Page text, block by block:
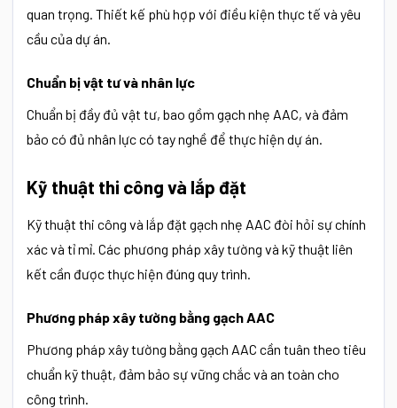
quan trọng. Thiết kế phù hợp với điều kiện thực tế và yêu
cầu của dự án.
Chuẩn bị vật tư và nhân lực
Chuẩn bị đầy đủ vật tư, bao gồm gạch nhẹ AAC, và đảm
bảo có đủ nhân lực có tay nghề để thực hiện dự án.
Kỹ thuật thi công và lắp đặt
Kỹ thuật thi công và lắp đặt gạch nhẹ AAC đòi hỏi sự chính
xác và tỉ mỉ. Các phương pháp xây tường và kỹ thuật liên
kết cần được thực hiện đúng quy trình.
Phương pháp xây tường bằng gạch AAC
Phương pháp xây tường bằng gạch AAC cần tuân theo tiêu
chuẩn kỹ thuật, đảm bảo sự vững chắc và an toàn cho
công trình.